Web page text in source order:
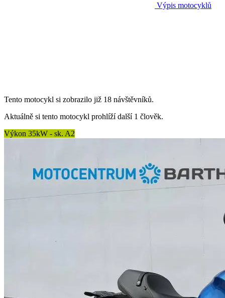
Výpis motocyklů
Tento motocykl si zobrazilo již 18 návštěvníků.
Aktuálně si tento motocykl prohlíží další 1 člověk.
Výkon 35kW - sk. A2